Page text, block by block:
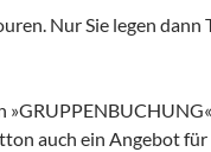
Nur Sie legen
auch ein Angebot